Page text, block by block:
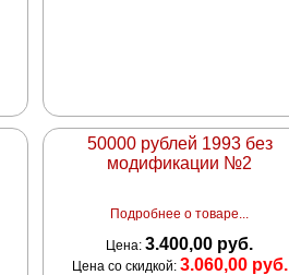
50000 рублей 1993 без
модификации №2
Подробнее о товаре...
Цена:3.400,00 руб.
Цена со скидкой: 3.060,00 руб.